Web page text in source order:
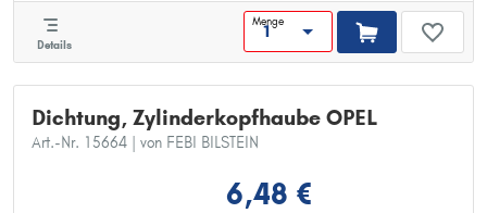
Details
Menge
Dichtung, Zylinderkopfhaube OPEL
Art.-Nr. 15664 | von FEBI BILSTEIN
6,48 €